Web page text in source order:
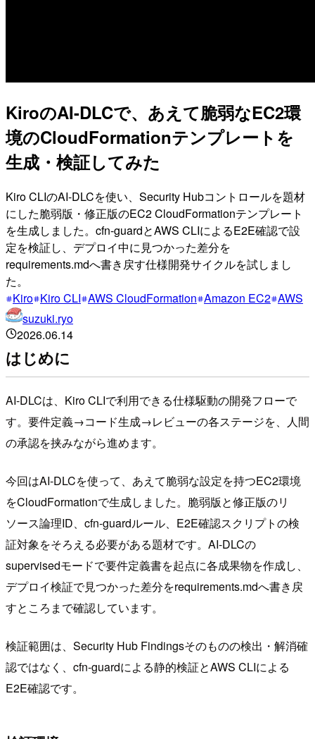
KiroのAI-DLCで、あえて脆弱なEC2環
境のCloudFormationテンプレートを
生成・検証してみた
Kiro CLIのAI-DLCを使い、Security Hubコントロールを題材
にした脆弱版・修正版のEC2 CloudFormationテンプレート
を生成しました。cfn-guardとAWS CLIによるE2E確認で設
定を検証し、デプロイ中に見つかった差分を
requirements.mdへ書き戻す仕様開発サイクルを試しまし
た。
Kiro Kiro CLI AWS CloudFormation Amazon EC2 AWS
suzuki.ryo
2026.06.14
はじめに
AI-DLCは、Kiro CLIで利用できる仕様駆動の開発フローで
す。要件定義→コード生成→レビューの各ステージを、人間
の承認を挟みながら進めます。
今回はAI-DLCを使って、あえて脆弱な設定を持つEC2環境
をCloudFormationで生成しました。脆弱版と修正版のリ
ソース論理ID、cfn-guardルール、E2E確認スクリプトの検
証対象をそろえる必要がある題材です。AI-DLCの
supervisedモードで要件定義書を起点に各成果物を作成し、
デプロイ検証で見つかった差分をrequirements.mdへ書き戻
すところまで確認しています。
検証範囲は、Security Hub Findingsそのものの検出・解消確
認ではなく、cfn-guardによる静的検証とAWS CLIによる
E2E確認です。